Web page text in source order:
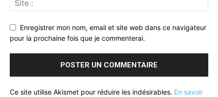
Enregistrer mon nom, email et site web dans ce navigateur
pour la prochaine fois que je commenterai.
Ce site utilise Akismet pour réduire les indésirables. En savoir